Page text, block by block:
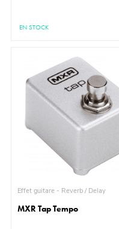
EN STOCK
Effet guitare - Reverb / Delay
MXR Tap Tempo